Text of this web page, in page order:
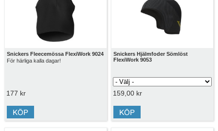
Snickers Fleecemössa FlexiWork 9024
För härliga kalla dagar!
177 kr
Snickers Hjälmfoder Sömlöst
FlexiWork 9053
159,00 kr